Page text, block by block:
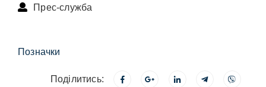
Прес-служба
Позначки
Поділитись: